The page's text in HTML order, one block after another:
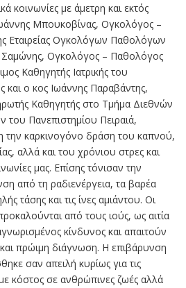
κοινωνίες με άμετρη και εκτός
Μπουκοβίνας, Ογκολόγος –
Εταιρείας Ογκολόγων Παθολόγων
Σαμώνης, Ογκολόγος – Παθολόγος
Καθηγητής Ιατρικής του
και ο κος Ιωάννης Παραβάντης,
Καθηγητής στο Τμήμα Διεθνών
Πανεπιστημίου Πειραιά,
καρκινογόνο δράση του καπνού,
αλλά και του χρόνιου στρες και
μας. Επίσης τόνισαν την
από τη ραδιενέργεια, τα βαρέα
τάσης και τις ίνες αμιάντου. Οι
από τους ιούς, ως αιτία
κίνδυνος και απαιτούν
πρώιμη διάγνωση. Η επιβάρυνση
σαν απειλή κυρίως για τις
κόστος σε ανθρώπινες ζωές αλλά